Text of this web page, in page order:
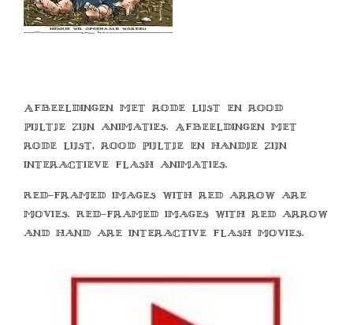
Afbeeldingen met rode lijst en rood
pijltje zijn animaties. Afbeeldingen met
rode lijst, rood pijltje en handje zijn
interactieve flash animaties.
Red-framed images with red arrow are
movies. Red-framed images with red arrow
and hand are interactive flash movies.